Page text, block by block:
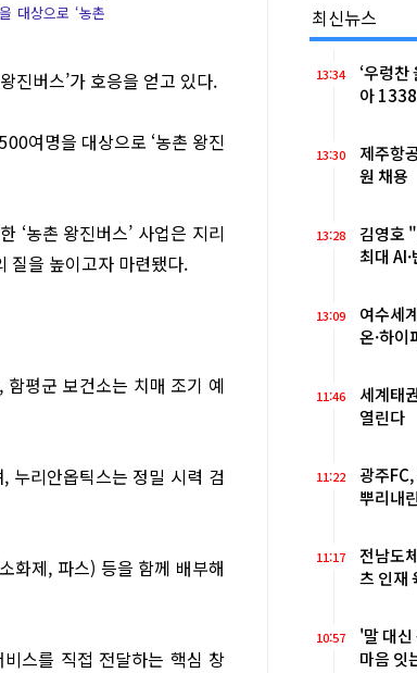
대상으로 ‘농촌
진버스’가 호응을 얻고 있다.
여명을 대상으로 ‘농촌 왕진
‘농촌 왕진버스’ 사업은 지리
질을 높이고자 마련됐다.
평군 보건소는 치매 조기 예
누리안옵틱스는 정밀 시력 검
화제, 파스) 등을 함께 배부해
스를 직접 전달하는 핵심 창
최신뉴스
13:34
‘우렁찬
아
13:30
제주항
원 채용
13:28
김영호
최대
13:09
여수세
온·하이
11:46
세계태
열린다
11:22
광주
뿌리내
11:17
전남도
츠 인재
10:57
'말 대
마음 잇